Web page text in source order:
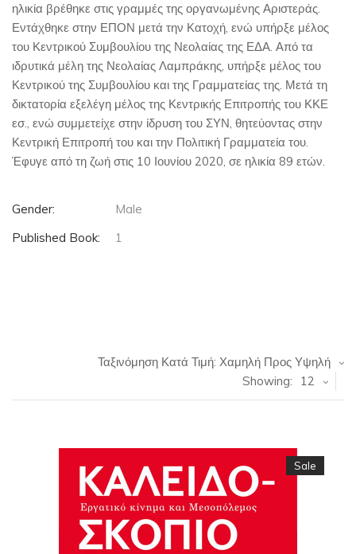
ηλικία βρέθηκε στις γραμμές της οργανωμένης Αριστεράς.
Εντάχθηκε στην ΕΠΟΝ μετά την Κατοχή, ενώ υπήρξε μέλος
του Κεντρικού Συμβουλίου της Νεολαίας της ΕΔΑ. Από τα
ιδρυτικά μέλη της Νεολαίας Λαμπράκης, υπήρξε μέλος του
Κεντρικού της Συμβουλίου και της Γραμματείας της. Μετά τη
δικτατορία εξελέγη μέλος της Κεντρικής Επιτροπής του ΚΚΕ
εσ., ενώ συμμετείχε στην ίδρυση του ΣΥΝ, θητεύοντας στην
Κεντρική Επιτροπή του και την Πολιτική Γραμματεία του.
Έφυγε από τη ζωή στις 10 Ιουνίου 2020, σε ηλικία 89 ετών.
Gender:
Male
Published Book:
1
Ταξινόμηση Κατά Τιμή: Χαμηλή Προς Υψηλή
Showing:
12
Sale